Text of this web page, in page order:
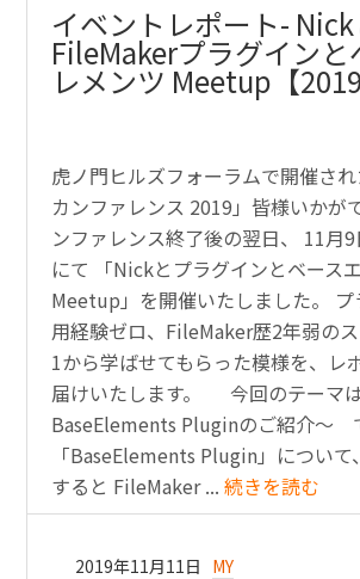
イベントレポート- Nick
FileMakerプラグインと
レメンツ Meetup【
虎ノ門ヒルズフォーラムで開催さ
カンファレンス 2019」皆様いかが
ンファレンス終了後の翌日、 11月
にて 「Nickとプラグインとベース
Meetup」を開催いたしました。 プ
用経験ゼロ、FileMaker歴2年弱の
1から学ばせてもらった模様を、レ
届けいたします。 今回のテーマ
BaseElements Pluginのご紹介～
「BaseElements Plugin」につい
すると FileMaker ...続きを読む
2019年11月11日 MY